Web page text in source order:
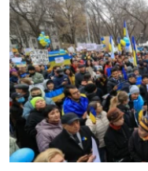
Русский
ЖАЗЫЛЫҢЫЗ
Басқа тілдерде